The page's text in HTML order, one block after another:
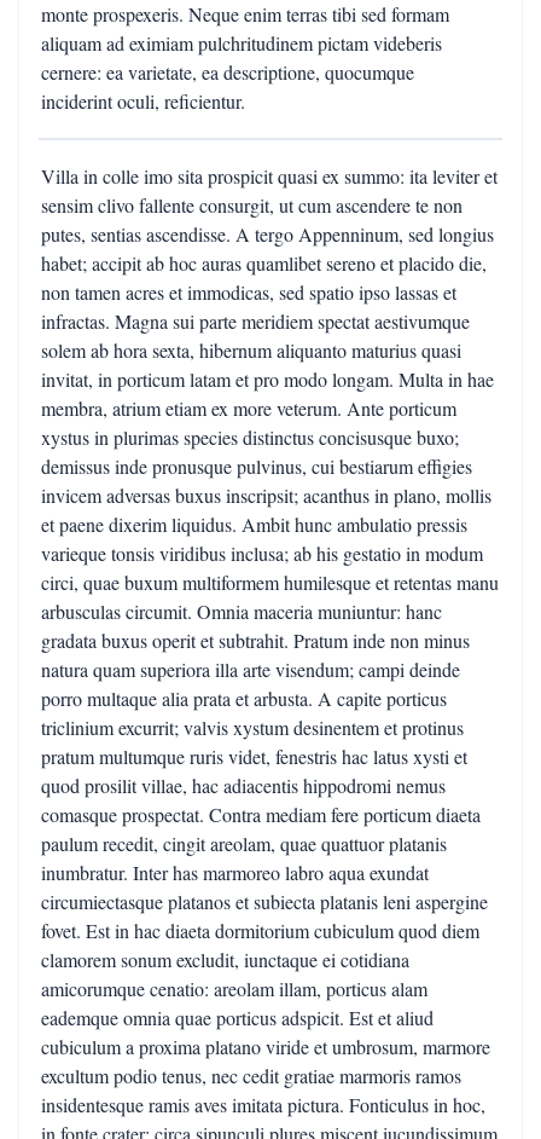
monte prospexeris. Neque enim terras tibi sed formam
aliquam ad eximiam pulchritudinem pictam videberis
cernere: ea varietate, ea descriptione, quocumque
inciderint oculi, reficientur.
Villa in colle imo sita prospicit quasi ex summo: ita leviter et
sensim clivo fallente consurgit, ut cum ascendere te non
putes, sentias ascendisse. A tergo Appenninum, sed longius
habet; accipit ab hoc auras quamlibet sereno et placido die,
non tamen acres et immodicas, sed spatio ipso lassas et
infractas. Magna sui parte meridiem spectat aestivumque
solem ab hora sexta, hibernum aliquanto maturius quasi
invitat, in porticum latam et pro modo longam. Multa in hae
membra, atrium etiam ex more veterum. Ante porticum
xystus in plurimas species distinctus concisusque buxo;
demissus inde pronusque pulvinus, cui bestiarum effigies
invicem adversas buxus inscripsit; acanthus in plano, mollis
et paene dixerim liquidus. Ambit hunc ambulatio pressis
varieque tonsis viridibus inclusa; ab his gestatio in modum
circi, quae buxum multiformem humilesque et retentas manu
arbusculas circumit. Omnia maceria muniuntur: hanc
gradata buxus operit et subtrahit. Pratum inde non minus
natura quam superiora illa arte visendum; campi deinde
porro multaque alia prata et arbusta. A capite porticus
triclinium excurrit; valvis xystum desinentem et protinus
pratum multumque ruris videt, fenestris hac latus xysti et
quod prosilit villae, hac adiacentis hippodromi nemus
comasque prospectat. Contra mediam fere porticum diaeta
paulum recedit, cingit areolam, quae quattuor platanis
inumbratur. Inter has marmoreo labro aqua exundat
circumiectasque platanos et subiecta platanis leni aspergine
fovet. Est in hac diaeta dormitorium cubiculum quod diem
clamorem sonum excludit, iunctaque ei cotidiana
amicorumque cenatio: areolam illam, porticus alam
eademque omnia quae porticus adspicit. Est et aliud
cubiculum a proxima platano viride et umbrosum, marmore
excultum podio tenus, nec cedit gratiae marmoris ramos
insidentesque ramis aves imitata pictura. Fonticulus in hoc,
in fonte crater; circa sipunculi plures miscent iucundissimum